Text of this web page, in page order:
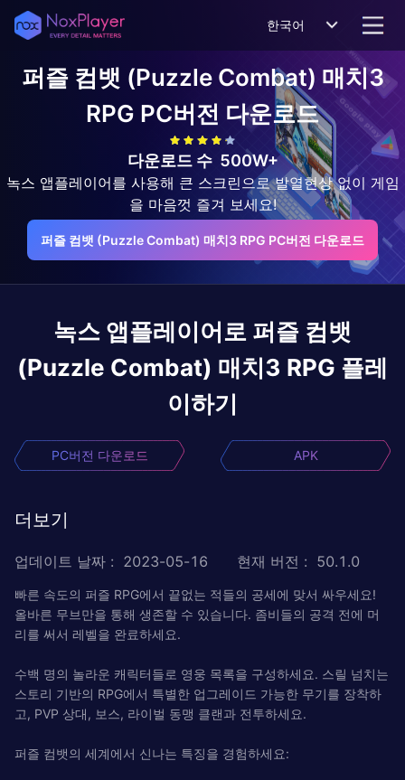
한국어
퍼즐 컴뱃 (Puzzle Combat) 매치3
RPG PC버전 다운로드
다운로드 수 500W+
녹스 앱플레이어를 사용해 큰 스크린으로 발열현상 없이 게임
을 마음껏 즐겨 보세요!
퍼즐 컴뱃 (Puzzle Combat) 매치3 RPG PC버전 다운로드
녹스 앱플레이어로 퍼즐 컴뱃
(Puzzle Combat) 매치3 RPG 플레
이하기
PC버전 다운로드 APK
더보기
업데이트 날짜 : 2023-05-16 현재 버전 : 50.1.0
빠른 속도의 퍼즐 RPG에서 끝없는 적들의 공세에 맞서 싸우세요!
올바른 무브만을 통해 생존할 수 있습니다. 좀비들의 공격 전에 머
리를 써서 레벨을 완료하세요.
수백 명의 놀라운 캐릭터들로 영웅 목록을 구성하세요. 스릴 넘치는
스토리 기반의 RPG에서 특별한 업그레이드 가능한 무기를 장착하
고, PVP 상대, 보스, 라이벌 동맹 클랜과 전투하세요.
퍼즐 컴뱃의 세계에서 신나는 특징을 경험하세요: